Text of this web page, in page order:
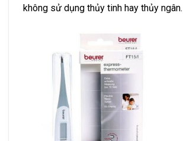
không sử dụng thủy tinh hay thủy ngân.